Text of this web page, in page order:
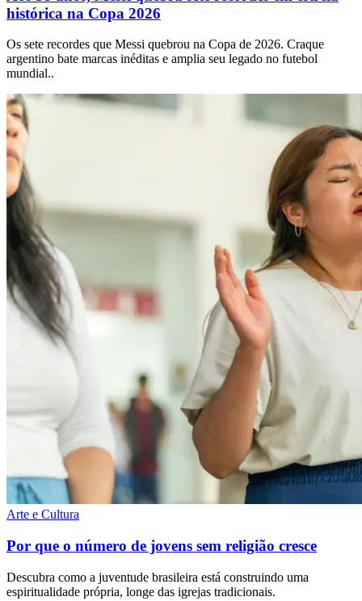
histórica na Copa 2026
Os sete recordes que Messi quebrou na Copa de 2026. Craque
argentino bate marcas inéditas e amplia seu legado no futebol
mundial..
Arte e Cultura
Por que o número de jovens sem religião cresce
Descubra como a juventude brasileira está construindo uma
espiritualidade própria, longe das igrejas tradicionais.